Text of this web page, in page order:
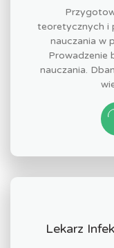
teoretycznych i
nauczania w
Prowadzenie
nauczania.
Lekarz